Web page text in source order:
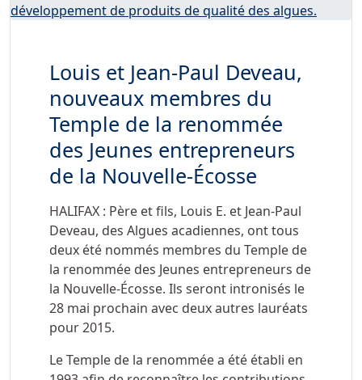
Louis et Jean-Paul Deveau,
nouveaux membres du
Temple de la renommée
des Jeunes entrepreneurs
de la Nouvelle-Écosse
HALIFAX : Père et fils, Louis E. et Jean-Paul
Deveau, des Algues acadiennes, ont tous
deux été nommés membres du Temple de
la renommée des Jeunes entrepreneurs de
la Nouvelle-Écosse. Ils seront intronisés le
28 mai prochain avec deux autres lauréats
pour 2015.
Le Temple de la renommée a été établi en